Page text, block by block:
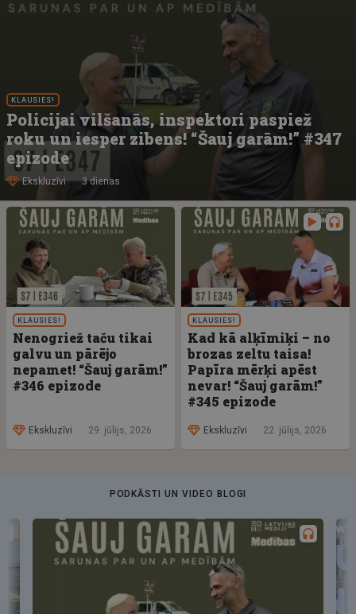
KLAUSIES!
Policijai vilšanās, inspektori paspiež
roku un iesper zibens! “Šauj garām!” #347
epizode
Ekskluzīvi 3 dienas
KLAUSIES!
Nenogriež taču tikai
galvu un pārējo
nepamet! “Šauj garām!”
#346 epizode
Ekskluzīvi 29. jūlijs, 2026
KLAUSIES!
Kad kā alķīmiķi – no
brozas zeltu taisa!
Papīra mērķi apēst
nevar! “Šauj garām!”
#345 epizode
Ekskluzīvi 22. jūlijs, 2026
PODKĀSTI UN VIDEO BLOGI